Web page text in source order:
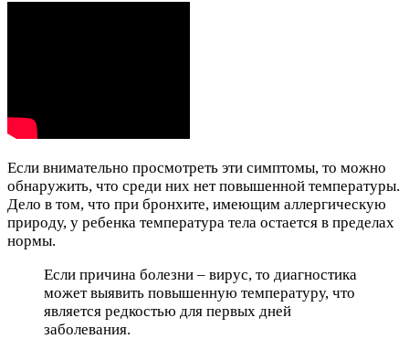
Если внимательно просмотреть эти симптомы, то можно
обнаружить, что среди них нет повышенной температуры.
Дело в том, что при бронхите, имеющим аллергическую
природу, у ребенка температура тела остается в пределах
нормы.
Если причина болезни – вирус, то диагностика
может выявить повышенную температуру, что
является редкостью для первых дней
заболевания.